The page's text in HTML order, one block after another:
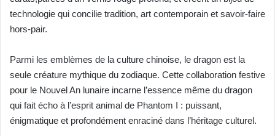
technologie qui concilie tradition, art contemporain et savoir-faire
hors-pair.
Parmi les emblèmes de la culture chinoise, le dragon est la
seule créature mythique du zodiaque. Cette collaboration festive
pour le Nouvel An lunaire incarne l’essence même du dragon
qui fait écho à l’esprit animal de Phantom I : puissant,
énigmatique et profondément enraciné dans l’héritage culturel.